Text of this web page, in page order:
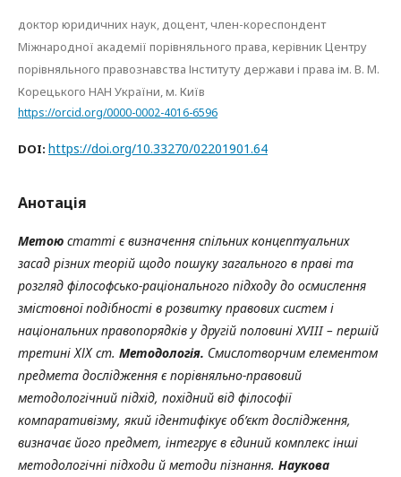
доктор юридичних наук, доцент, член-кореспондент
Міжнародної академії порівняльного права, керівник Центру
порівняльного правознавства Інституту держави і права ім. В. М.
Корецького НАН України, м. Київ
https://orcid.org/0000-0002-4016-6596
DOI: https://doi.org/10.33270/02201901.64
Анотація
Метою статті є визначення спільних концептуальних
засад різних теорій щодо пошуку загального в праві та
розгляд філософсько-раціонального підходу до осмислення
змістовної подібності в розвитку правових систем і
національних правопорядків у другій половині XVIII – першій
третині ХІХ ст. Методологія. Смислотворчим елементом
предмета дослідження є порівняльно-правовий
методологічний підхід, похідний від філософії
компаративізму, який ідентифікує об’єкт дослідження,
визначає його предмет, інтегрує в єдиний комплекс інші
методологічні підходи й методи пізнання. Наукова